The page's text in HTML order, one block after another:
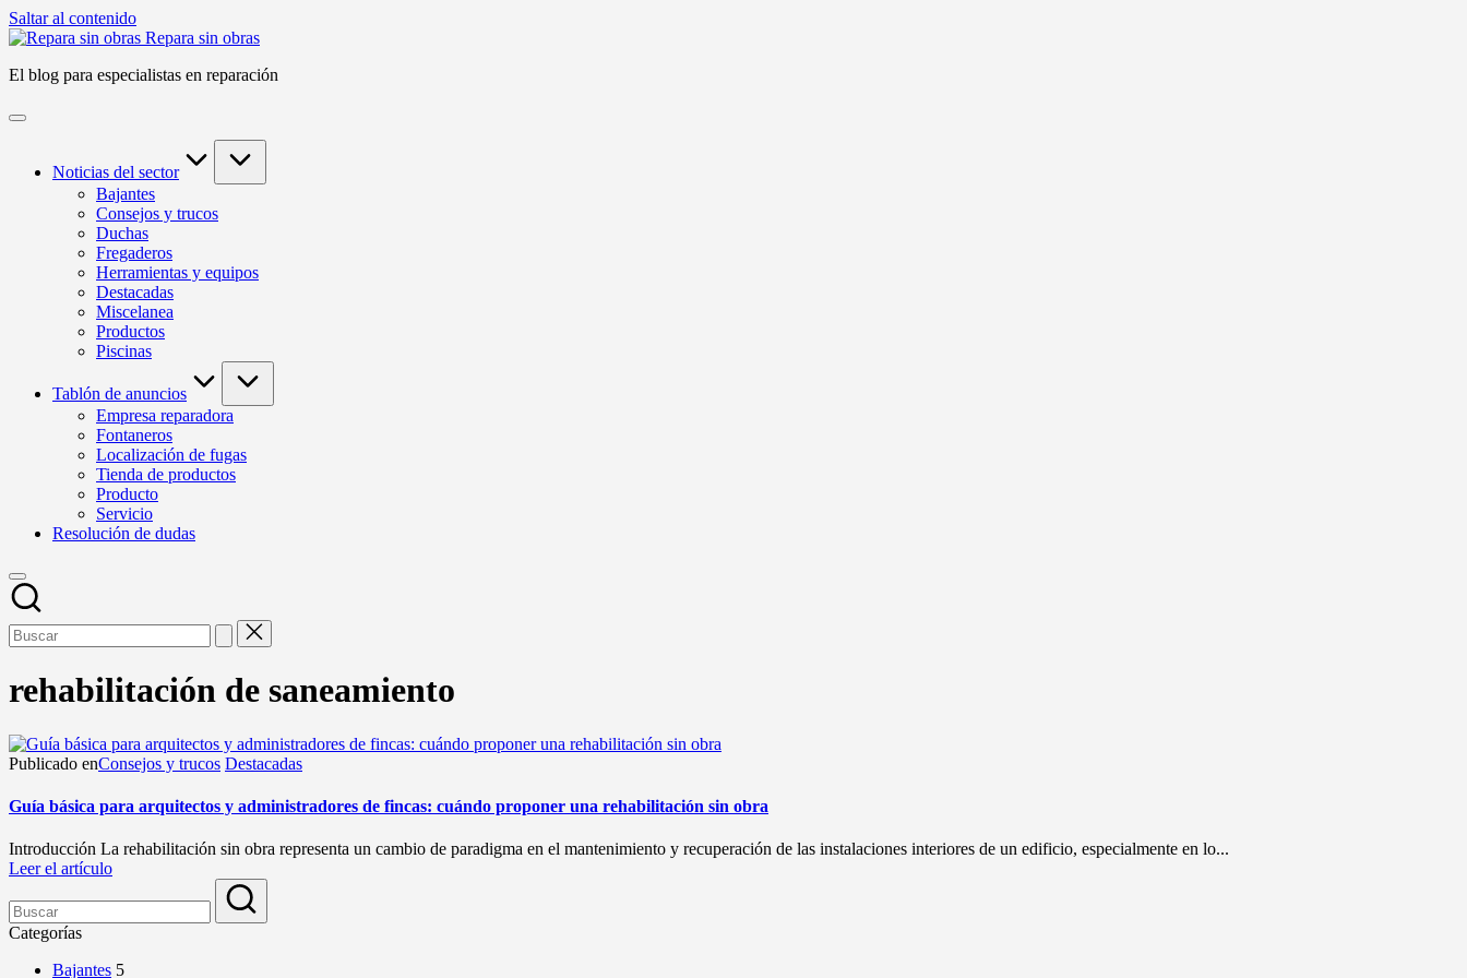
Saltar al contenido
Repara sin obras
El blog para especialistas en reparación
Noticias del sector
Bajantes
Consejos y trucos
Duchas
Fregaderos
Herramientas y equipos
Destacadas
Miscelanea
Productos
Piscinas
Tablón de anuncios
Empresa reparadora
Fontaneros
Localización de fugas
Tienda de productos
Producto
Servicio
Resolución de dudas
rehabilitación de saneamiento
Publicado enConsejos y trucos Destacadas
Guía básica para arquitectos y administradores de fincas: cuándo proponer una rehabilitación sin obra
Introducción La rehabilitación sin obra representa un cambio de paradigma en el mantenimiento y recuperación de las instalaciones interiores de un edificio, especialmente en lo...
Leer el artículo
Categorías
Bajantes 5